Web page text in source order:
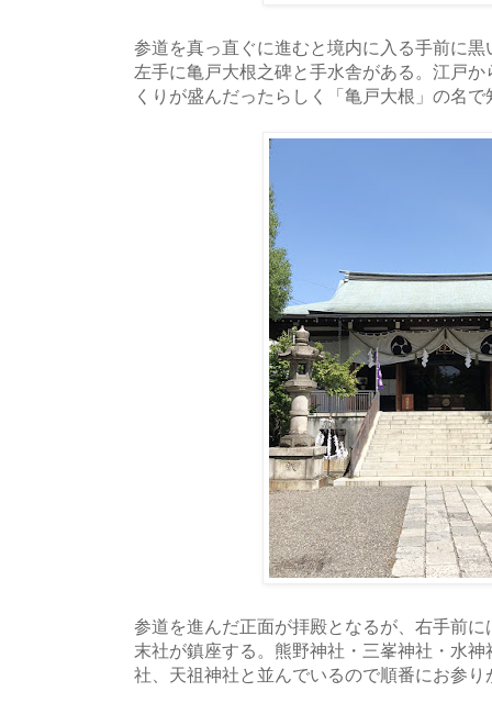
参道を真っ直ぐに進むと境内に入る手前に
左手に亀戸大根之碑と手水舎がある。江戸
くりが盛んだったらしく「亀戸大根」の名で
参道を進んだ正面が拝殿となるが、右手前
末社が鎮座する。熊野神社・三峯神社・水
社、天祖神社と並んでいるので順番にお参り